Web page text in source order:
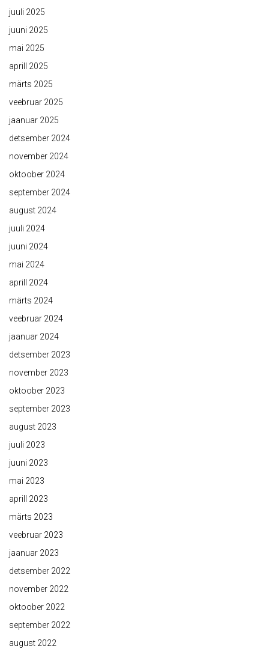
juuli 2025
juuni 2025
mai 2025
aprill 2025
märts 2025
veebruar 2025
jaanuar 2025
detsember 2024
november 2024
oktoober 2024
september 2024
august 2024
juuli 2024
juuni 2024
mai 2024
aprill 2024
märts 2024
veebruar 2024
jaanuar 2024
detsember 2023
november 2023
oktoober 2023
september 2023
august 2023
juuli 2023
juuni 2023
mai 2023
aprill 2023
märts 2023
veebruar 2023
jaanuar 2023
detsember 2022
november 2022
oktoober 2022
september 2022
august 2022